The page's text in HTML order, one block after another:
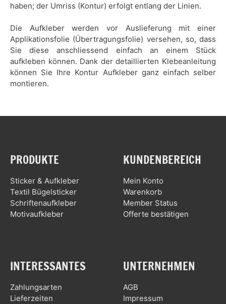
haben; der Umriss (Kontur) erfolgt entlang der Linien.
Die Aufkleber werden vor Auslieferung mit einer
Applikationsfolie (Übertragungsfolie) versehen, so, dass
Sie diese anschliessend einfach an einem Stück
aufkleben können. Dank der detaillierten Klebeanleitung
können Sie Ihre Kontur Aufkleber ganz einfach selber
montieren.
PRODUKTE
Sticker & Aufkleber
Textil Bügelsticker
Schriftenaufkleber
Motivaufkleber
KUNDENBEREICH
Mein Konto
Warenkorb
Member Status
Offerte bestätigen
INTERESSANTES
Zahlungsarten
Lieferzeiten
UNTERNEHMEN
AGB
Impressum